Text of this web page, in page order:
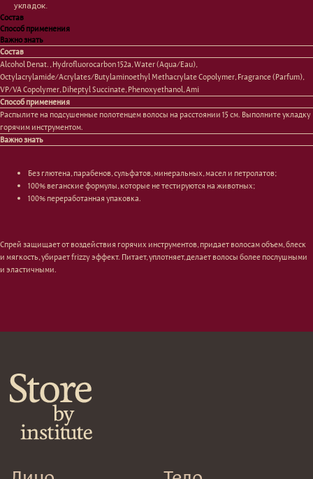
укладок.
Состав
Способ применения
Важно знать
Состав
Alcohol Denat., Hydrofluorocarbon 152a, Water (Aqua/Eau),
Octylacrylamide/Acrylates/Butylaminoethyl Methacrylate Copolymer, Fragrance (Parfum),
VP/VA Copolymer, Diheptyl Succinate, Phenoxyethanol, Ami
Способ применения
Распылите на подсушенные полотенцем волосы на расстоянии 15 см. Выполните укладку
горячим инструментом.
Важно знать
Без глютена, парабенов, сульфатов, минеральных, масел и петролатов;
100% веганские формулы, которые не тестируются на животных;
100% переработанная упаковка.
Спрей защищает от воздействия горячих инструментов, придает волосам объем, блеск
и мягкость, убирает frizzy эффект. Питает, уплотняет, делает волосы более послушными
и эластичными.
Тело
Проблемы
Кремы
Лосьоны
Шея и зона декольте
Пилинги/масла
Уход за ногами
Средства для ванны
Гаджеты
Наборы
Система лояльности
Доставка и самовывоз
Оплата и возврат
Согласие на обработку
персональных данных
Политика
Реквизиты и контакты
Лицо
Проблемы
Очищение
Увлажнение/питание
Сыворотки/ эссенции
Ретинол
Защита от солнца
Восстановление
Маски и патчи
Уход за губами
Проблемы
Шампуни